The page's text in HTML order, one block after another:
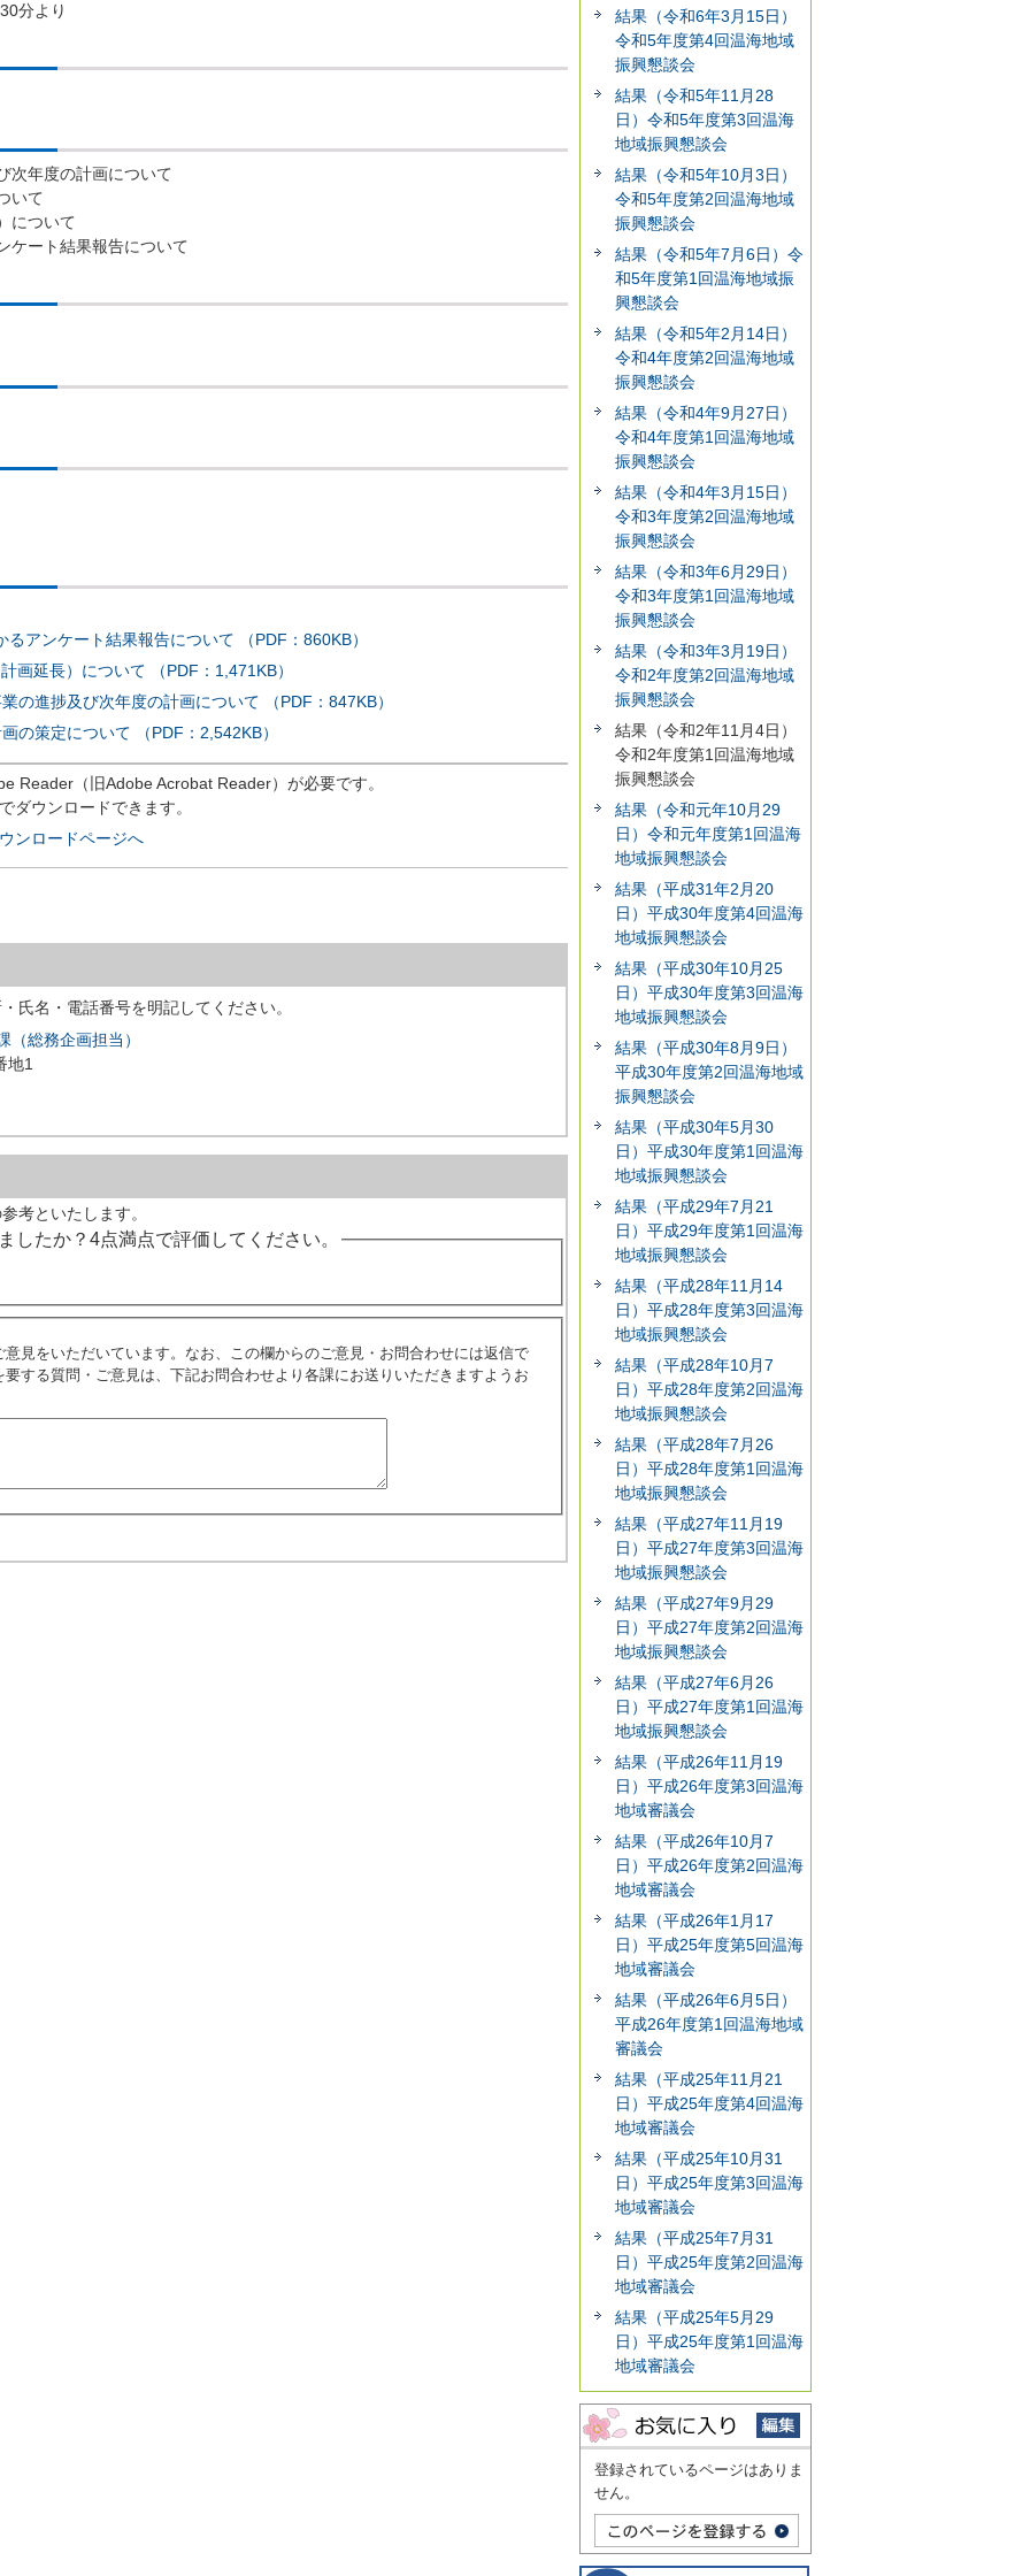
分より
次年度の計画について
いて
について
ケート結果報告について
アンケート結果報告について （PDF：860KB）
画延長）について （PDF：1,471KB）
の進捗及び次年度の計画について （PDF：847KB）
の策定について （PDF：2,542KB）
Reader（旧Adobe Acrobat Reader）が必要です。
ダウンロードできます。
ンロードページへ
氏名・電話番号を明記してください。
総務企画担当）
地1
考といたします。
したか？4点満点で評価してください。
見をいただいています。なお、この欄からのご意見・お問合わせには返信で
する質問・ご意見は、下記お問合わせより各課にお送りいただきますようお
結果（令和6年3月15日）
令和5年度第4回温海地域
振興懇談会
結果（令和5年11月28
日）令和5年度第3回温海
地域振興懇談会
結果（令和5年10月3日）
令和5年度第2回温海地域
振興懇談会
結果（令和5年7月6日）令
和5年度第1回温海地域振
興懇談会
結果（令和5年2月14日）
令和4年度第2回温海地域
振興懇談会
結果（令和4年9月27日）
令和4年度第1回温海地域
振興懇談会
結果（令和4年3月15日）
令和3年度第2回温海地域
振興懇談会
結果（令和3年6月29日）
令和3年度第1回温海地域
振興懇談会
結果（令和3年3月19日）
令和2年度第2回温海地域
振興懇談会
結果（令和2年11月4日）
令和2年度第1回温海地域
振興懇談会
結果（令和元年10月29
日）令和元年度第1回温海
地域振興懇談会
結果（平成31年2月20
日）平成30年度第4回温海
地域振興懇談会
結果（平成30年10月25
日）平成30年度第3回温海
地域振興懇談会
結果（平成30年8月9日）
平成30年度第2回温海地域
振興懇談会
結果（平成30年5月30
日）平成30年度第1回温海
地域振興懇談会
結果（平成29年7月21
日）平成29年度第1回温海
地域振興懇談会
結果（平成28年11月14
日）平成28年度第3回温海
地域振興懇談会
結果（平成28年10月7
日）平成28年度第2回温海
地域振興懇談会
結果（平成28年7月26
日）平成28年度第1回温海
地域振興懇談会
結果（平成27年11月19
日）平成27年度第3回温海
地域振興懇談会
結果（平成27年9月29
日）平成27年度第2回温海
地域振興懇談会
結果（平成27年6月26
日）平成27年度第1回温海
地域振興懇談会
結果（平成26年11月19
日）平成26年度第3回温海
地域審議会
結果（平成26年10月7
日）平成26年度第2回温海
地域審議会
結果（平成26年1月17
日）平成25年度第5回温海
地域審議会
結果（平成26年6月5日）
平成26年度第1回温海地域
審議会
結果（平成25年11月21
日）平成25年度第4回温海
地域審議会
結果（平成25年10月31
日）平成25年度第3回温海
地域審議会
結果（平成25年7月31
日）平成25年度第2回温海
地域審議会
結果（平成25年5月29
日）平成25年度第1回温海
地域審議会
登録されているページはありま
せん。